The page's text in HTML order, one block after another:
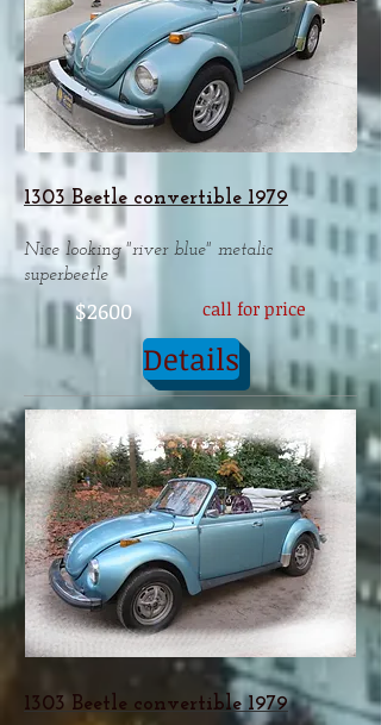
1303 Beetle convertible 1979
Nice looking "river blue" metalic
superbeetle
$2600 call for price
Details
1303 Beetle convertible 1979